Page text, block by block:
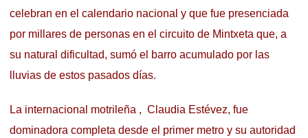
celebran en el calendario nacional y que fue presenciada
por millares de personas en el circuito de Mintxeta que, a
su natural dificultad, sumó el barro acumulado por las
lluvias de estos pasados días.
La internacional motrileña , Claudia Estévez, fue
dominadora completa desde el primer metro y su autoridad